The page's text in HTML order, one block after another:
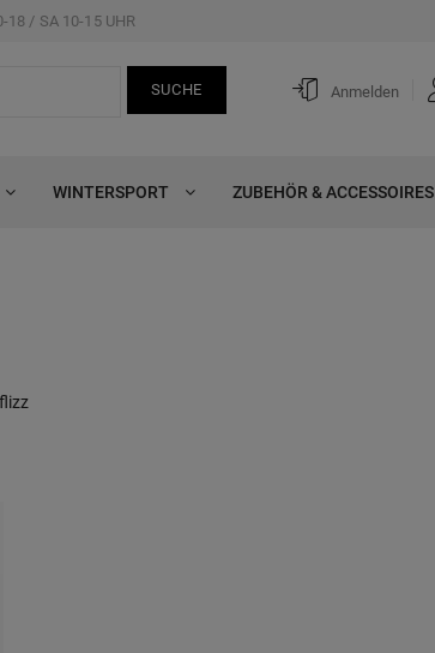
18 / SA 10-15 UHR
SUCHE Anmelden
WINTERSPORT ZUBEHÖR & ACCESSOIRES